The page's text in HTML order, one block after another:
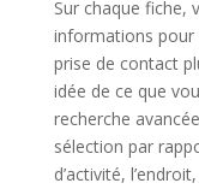
Sur chaque fiche,
informations pour
prise de contact
idée de ce que
recherche
sélection par
d’activité,